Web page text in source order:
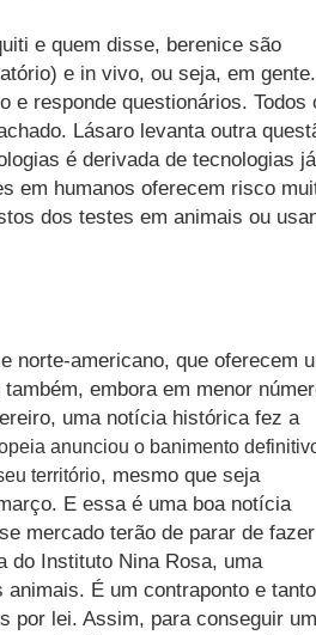
e quem disse, berenice são
e in vivo, ou seja, em gente.
e responde questionários. Todos
Lásaro levanta outra
é derivada de tecnologias já
em humanos oferecem risco
dos testes em animais ou
norte-americano, que oferecem
embora em menor
uma notícia histórica fez a
anunciou o banimento
território, mesmo que seja
E essa é uma boa notícia
mercado terão de parar de fazer
do Instituto Nina Rosa, uma
É um contraponto e
por lei. Assim, para conseguir